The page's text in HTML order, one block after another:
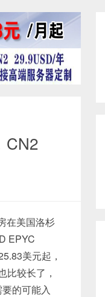
CN2
在美国洛杉
EPYC
美元起，
比较长了，
的可能入